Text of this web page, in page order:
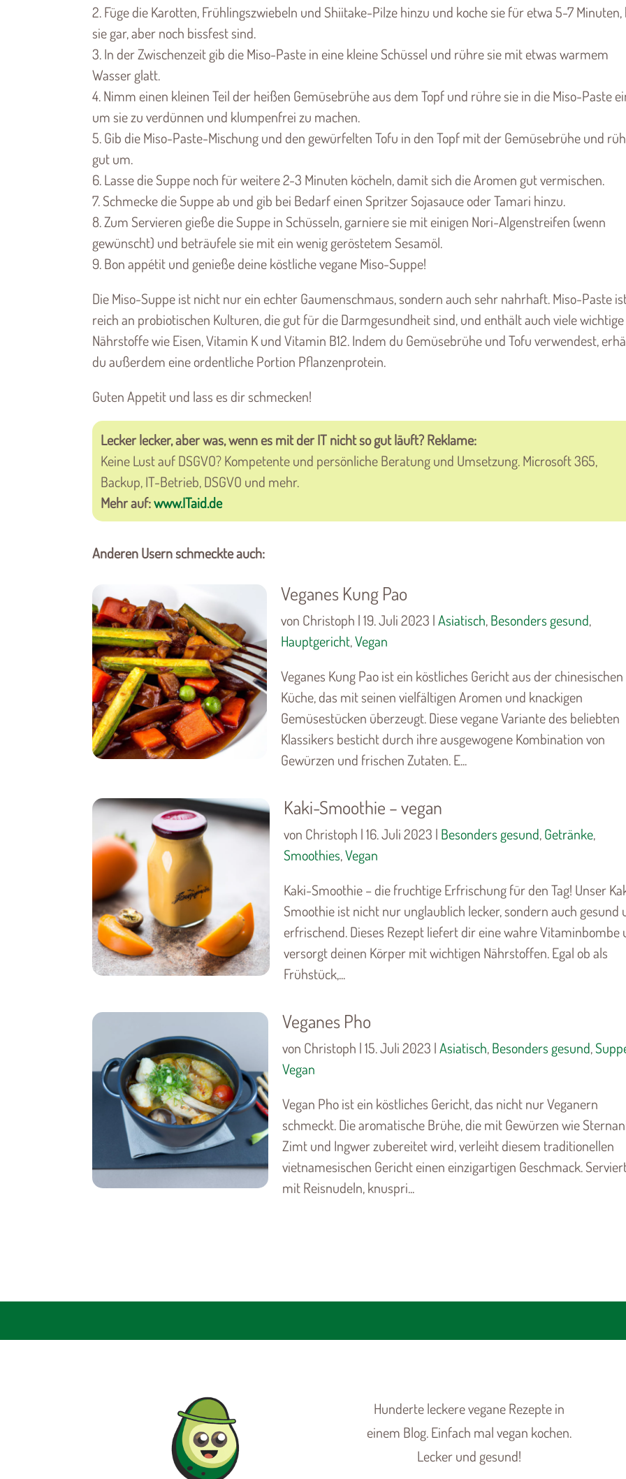
2. Füge die Karotten, Frühlingszwiebeln und Shiitake-Pilze hinzu und koche sie für etwa 5-7 Minuten,
sie gar, aber noch bissfest sind.
3. In der Zwischenzeit gib die Miso-Paste in eine kleine Schüssel und rühre sie mit etwas warmem
Wasser glatt.
4. Nimm einen kleinen Teil der heißen Gemüsebrühe aus dem Topf und rühre sie in die Miso-Paste
um sie zu verdünnen und klumpenfrei zu machen.
5. Gib die Miso-Paste-Mischung und den gewürfelten Tofu in den Topf mit der Gemüsebrühe und
gut um.
6. Lasse die Suppe noch für weitere 2-3 Minuten köcheln, damit sich die Aromen gut vermischen.
7. Schmecke die Suppe ab und gib bei Bedarf einen Spritzer Sojasauce oder Tamari hinzu.
8. Zum Servieren gieße die Suppe in Schüsseln, garniere sie mit einigen Nori-Algenstreifen (wenn
gewünscht) und beträufele sie mit ein wenig geröstetem Sesamöl.
9. Bon appétit und genieße deine köstliche vegane Miso-Suppe!
Die Miso-Suppe ist nicht nur ein echter Gaumenschmaus, sondern auch sehr nahrhaft. Miso-Paste
reich an probiotischen Kulturen, die gut für die Darmgesundheit sind, und enthält auch viele wichtige
Nährstoffe wie Eisen, Vitamin K und Vitamin B12. Indem du Gemüsebrühe und Tofu verwendest,
du außerdem eine ordentliche Portion Pflanzenprotein.
Guten Appetit und lass es dir schmecken!
Lecker lecker, aber was, wenn es mit der IT nicht so gut läuft? Reklame:
Keine Lust auf DSGVO? Kompetente und persönliche Beratung und Umsetzung. Microsoft 365,
Backup, IT-Betrieb, DSGVO und mehr.
Mehr auf:www.ITaid.de
Anderen Usern schmeckte auch:
Veganes Kung Pao
von Christoph | 19. Juli 2023 |Asiatisch,Besonders gesund,
Hauptgericht,Vegan
Veganes Kung Pao ist ein köstliches Gericht aus der chinesischen
Küche, das mit seinen vielfältigen Aromen und knackigen
Gemüsestücken überzeugt. Diese vegane Variante des beliebten
Klassikers besticht durch ihre ausgewogene Kombination von
Gewürzen und frischen Zutaten. E...
Kaki-Smoothie – vegan
von Christoph | 16. Juli 2023 | Besonders gesund,Getränke,
Smoothies,Vegan
Kaki-Smoothie – die fruchtige Erfrischung für den Tag! Unser
Smoothie ist nicht nur unglaublich lecker, sondern auch gesund
erfrischend. Dieses Rezept liefert dir eine wahre Vitaminbombe
versorgt deinen Körper mit wichtigen Nährstoffen. Egal ob als
Frühstück,...
Veganes Pho
von Christoph | 15. Juli 2023 |Asiatisch,Besonders gesund,
Vegan
Vegan Pho ist ein köstliches Gericht, das nicht nur Veganern
schmeckt. Die aromatische Brühe, die mit Gewürzen wie
Zimt und Ingwer zubereitet wird, verleiht diesem traditionellen
vietnamesischen Gericht einen einzigartigen Geschmack.
mit Reisnudeln, knuspri...
Hunderte leckere vegane Rezepte in
einem Blog. Einfach mal vegan kochen.
Lecker und gesund!